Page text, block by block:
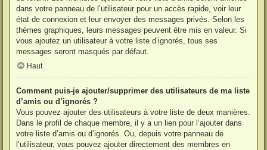
dans votre panneau de l’utilisateur pour un accès rapide, voir leur
état de connexion et leur envoyer des messages privés. Selon les
thèmes graphiques, leurs messages peuvent être mis en valeur. Si
vous ajoutez un utilisateur à votre liste d’ignorés, tous ses
messages seront masqués par défaut.
Haut
Comment puis-je ajouter/supprimer des utilisateurs de ma liste
d’amis ou d’ignorés ?
Vous pouvez ajouter des utilisateurs à votre liste de deux manières.
Dans le profil de chaque membre, il y a un lien pour l’ajouter dans
votre liste d’amis ou d’ignorés. Ou, depuis votre panneau de
l’utilisateur, vous pouvez ajouter directement des membres en